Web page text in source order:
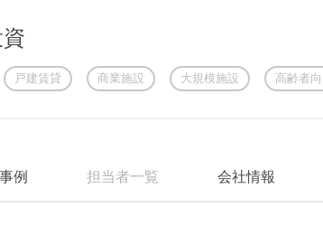
戸建賃貸 商業施設 大規模施設 高齢者
事例 担当者一覧 会社情報